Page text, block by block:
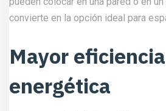
convierte en la opción ideal para
Mayor eficiencia
energética